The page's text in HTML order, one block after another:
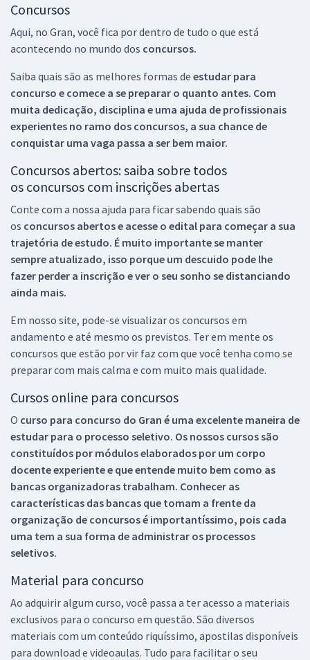
Concursos
Aqui, no Gran, você fica por dentro de tudo o que está
acontecendo no mundo dos concursos.
Saiba quais são as melhores formas de estudar para
concurso e comece a se preparar o quanto antes. Com
muita dedicação, disciplina e uma ajuda de profissionais
experientes no ramo dos concursos, a sua chance de
conquistar uma vaga passa a ser bem maior.
Concursos abertos: saiba sobre todos
os concursos com inscrições abertas
Conte com a nossa ajuda para ficar sabendo quais são
os concursos abertos e acesse o edital para começar a sua
trajetória de estudo. É muito importante se manter
sempre atualizado, isso porque um descuido pode lhe
fazer perder a inscrição e ver o seu sonho se distanciando
ainda mais.
Em nosso site, pode-se visualizar os concursos em
andamento e até mesmo os previstos. Ter em mente os
concursos que estão por vir faz com que você tenha como se
preparar com mais calma e com muito mais qualidade.
Cursos online para concursos
O curso para concurso do Gran é uma excelente maneira de
estudar para o processo seletivo. Os nossos cursos são
constituídos por módulos elaborados por um corpo
docente experiente e que entende muito bem como as
bancas organizadoras trabalham. Conhecer as
características das bancas que tomam a frente da
organização de concursos é importantíssimo, pois cada
uma tem a sua forma de administrar os processos
seletivos.
Material para concurso
Ao adquirir algum curso, você passa a ter acesso a materiais
exclusivos para o concurso em questão. São diversos
materiais com um conteúdo riquíssimo, apostilas disponíveis
para download e videoaulas. Tudo para facilitar o seu